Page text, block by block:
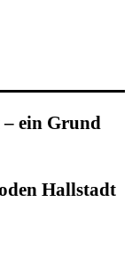
ein Grund
Hall­stadt